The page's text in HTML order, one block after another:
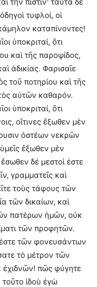
τυφλοί, οἱ
καταπίνοντες!
ὑποκριταί, ὅτι
καὶ τῆς παροψίδος,
ἀδικίας. Φαρισαῖε
τοῦ ποτηρίου καὶ τῆς
αὐτῶν καθαρόν.
ὑποκριταί, ὅτι
οἵτινες ἔξωθεν μὲν
ὀστέων νεκρῶν
ἔξωθεν μὲν
δέ μεστοὶ ἐστε
γραμματεῖς καὶ
τοὺς τάφους τῶν
τῶν δικαίων, καὶ
πατέρων ἡμῶν, οὐκ
τῶν προφητῶν.
ἐστε τῶν φονευσάντων
τὸ μέτρον τῶν
πῶς φύγητε
ἰδοὺ ἐγὼ